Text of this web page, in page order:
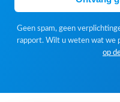
Geen spam, geen
rapport. Wilt u weten wat we
op